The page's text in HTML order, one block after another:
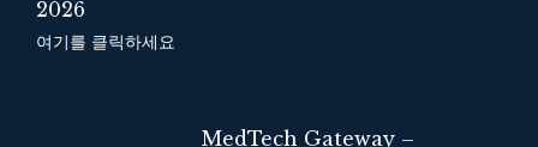
2026
여기를 클릭하세요
MedTech Gateway –